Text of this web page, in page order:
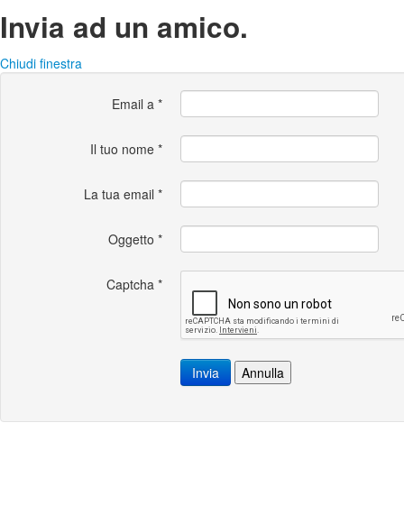
Invia ad un amico.
Chiudi finestra
Email a *
Il tuo nome *
La tua email *
Oggetto *
Captcha *
Invia Annulla